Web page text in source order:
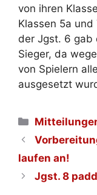
von ihren
Klassen 5a
der Jgst. 6 gab
Sieger, da
von Spielern
ausgesetzt
Kategorien
laufen an!
Jgst. 8